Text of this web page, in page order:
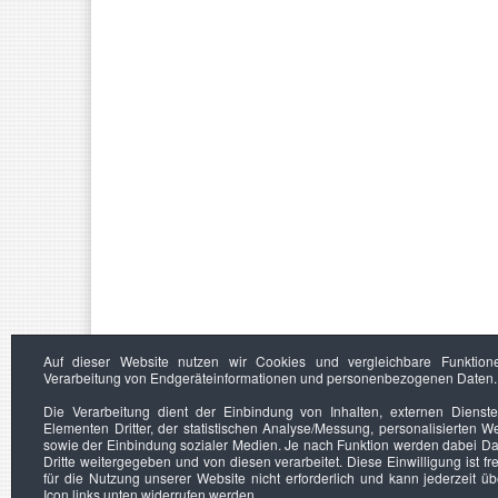
Auf dieser Website nutzen wir Cookies und vergleichbare
Verarbeitung von Endgeräteinformationen und personenbezogenen Daten.
Die Verarbeitung dient der Einbindung von Inhalten, externen
Elementen Dritter, der statistischen Analyse/Messung, personalisierten
sowie der Einbindung sozialer Medien. Je nach Funktion werden dabei
Dritte weitergegeben und von diesen verarbeitet. Diese Einwilligung ist
für die Nutzung unserer Website nicht erforderlich und kann jederzeit
Icon links unten widerrufen werden.